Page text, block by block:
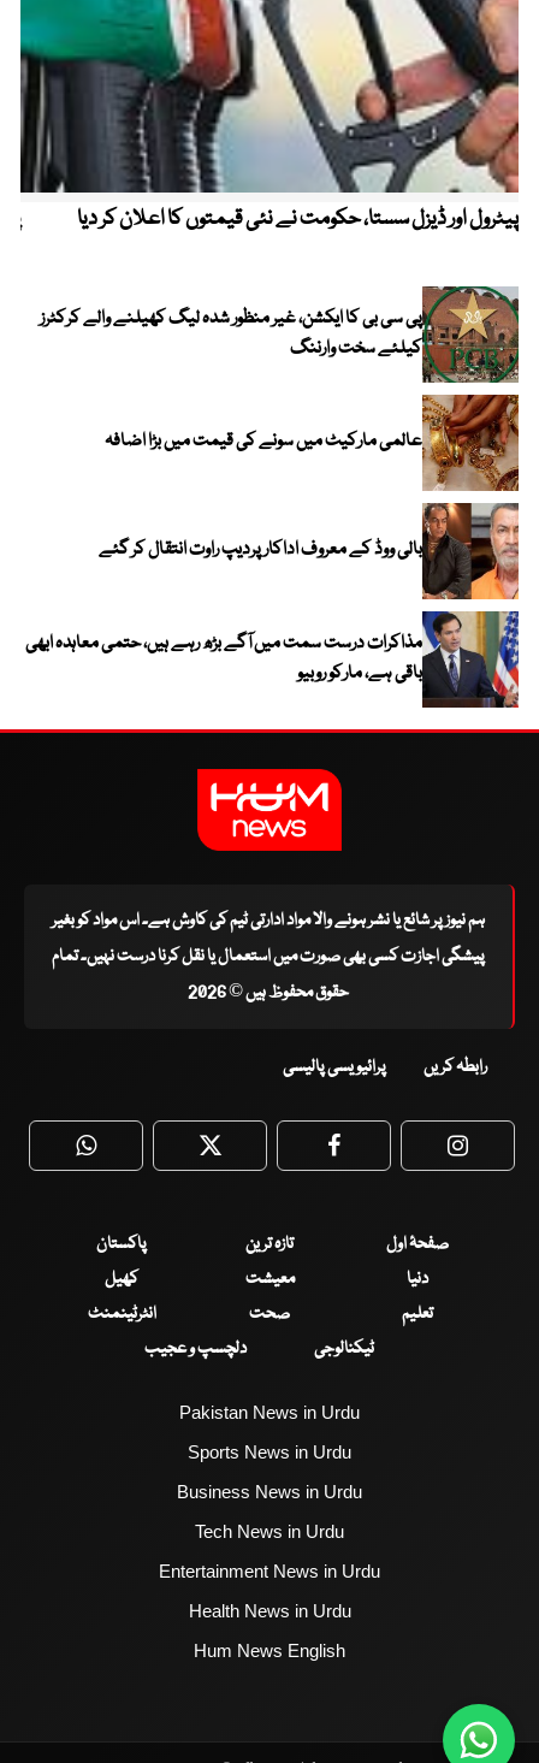
پیٹرول اور ڈیزل سستا، حکومت نے نئی قیمتوں کا اعلان کر دیا
پی سی بی کا ایکشن، غیر منظور شدہ لیگ کھیلنے والے کرکٹرز
کیلئے سخت وارننگ
عالمی مارکیٹ میں سونے کی قیمت میں بڑا اضافہ
بالی ووڈ کے معروف اداکار پردیپ راوت انتقال کر گئے
مذاکرات درست سمت میں آگے بڑھ رہے ہیں، حتمی معاہدہ ابھی
باقی ہے، مارکو روبیو
ہم نیوز پر شائع یا نشر ہونے والا مواد ادارتی ٹیم کی کاوش ہے۔ اس مواد کو بغیر
پیشگی اجازت کسی بھی صورت میں استعمال یا نقل کرنا درست نہیں۔ تمام
حقوق محفوظ ہیں © 2026
رابطہ کریں پرائیویسی پالیسی
WhatsApp Twitter Facebook
صفحۂ اول تازہ ترین
پاکستان
دنیا
معیشت
کھیل
تعلیم
صحت
انٹرٹینمنٹ
ٹیکنالوجی
دلچسپ و عجیب
Pakistan News in Urdu
Sports News in Urdu
Business News in Urdu
Tech News in Urdu
Entertainment News in Urdu
Health News in Urdu
Hum News English